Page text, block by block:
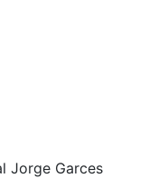
Jorge Garces